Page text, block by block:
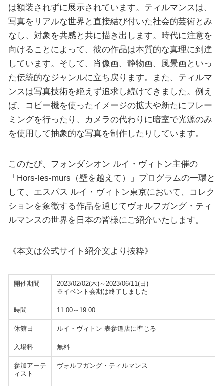
は額装されずに展示されています。ティルマンスは、
写真をリアルな世界と直接結び付いた社会的芸術とみ
なし、対象を共感と共に描き出します。時代に注意を
向けることによって、彼の作品は本質的な真理に到達
しています。そして、肖像画、静物画、風景画といっ
た伝統的なジャンルに立ち戻ります。また、ティルマ
ンスは写真技術を絶えず追求し続けてきました。例え
ば、コピー機を使ったイメージの拡大や新たにフレー
ミングを行ったり、カメラの代わりに暗室で光源のみ
を使用して抽象的な写真を制作したりしています。
このたび、フォンダシオン ルイ・ヴィトン主催の
「Hors-les-murs（壁を越えて）」プログラムの一環と
して、エスパス ルイ・ヴィトン東京において、コレク
ションを象徴する作品を通じてヴォルフガング・ティ
ルマンスの世界を日本の皆様にご紹介いたします。
《本文は公式サイト紹介文より抜粋》
開催期間
2023/02/02(木)～2023/06/11(日)
※イベント会期は終了しました
時間 11:00～19:00
休館日 ルイ・ヴィトン 表参道店に準じる
入場料 無料
参加アーテ
ィスト
ヴォルフガング・ティルマンス